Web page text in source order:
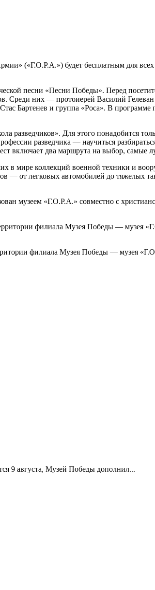
(«Г.О.Р.А.») будет бесплатным для
песни «Песни Победы». Перед
Среди них — протоиерей Василий
Бартенев и группа «Роса». В
Для этого понадобится
разведчика — научиться
включает два маршрута на выбор,
в мире коллекций военной техники и
— от легковых автомобилей до тяжелых
музеем «Г.О.Р.А.» совместно с
филиала Музея Победы — музея
филиала Музея Победы — музея
9 августа, Музей Победы дополнил...